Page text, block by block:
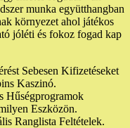
munka együtthangban
környezet ahol játékos
jóléti és fokoz fogad kap
Sebesen Kifizetéseket
Kaszinó.
Hűségprogramok
Eszközön.
Ranglista Feltételek.